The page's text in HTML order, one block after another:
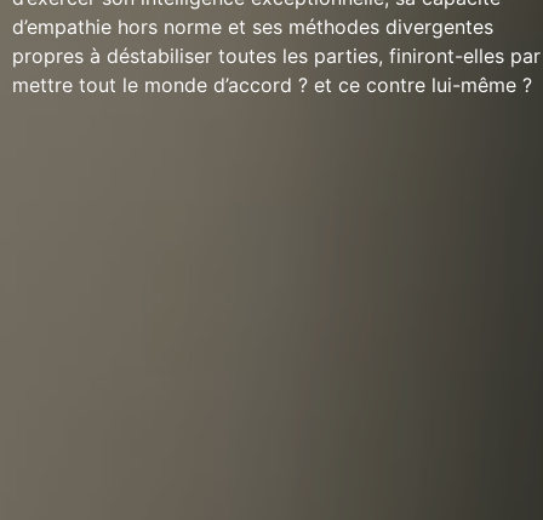
d’empathie hors norme et ses méthodes divergentes
propres à déstabiliser toutes les parties, finiront-elles par
mettre tout le monde d’accord ? et ce contre lui-même ?